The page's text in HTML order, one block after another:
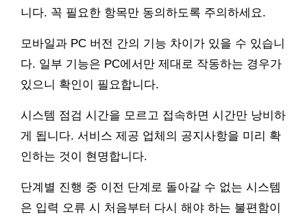
니다. 꼭 필요한 항목만 동의하도록 주의하세요.
모바일과 PC 버전 간의 기능 차이가 있을 수 있습니
다. 일부 기능은 PC에서만 제대로 작동하는 경우가
있으니 확인이 필요합니다.
시스템 점검 시간을 모르고 접속하면 시간만 낭비하
게 됩니다. 서비스 제공 업체의 공지사항을 미리 확
인하는 것이 현명합니다.
단계별 진행 중 이전 단계로 돌아갈 수 없는 시스템
은 입력 오류 시 처음부터 다시 해야 하는 불편함이